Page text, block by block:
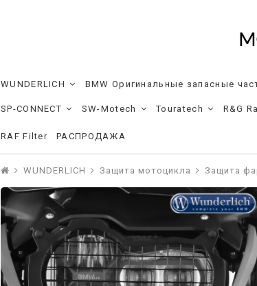
WUNDERLICH BMW Оригинальные запасные
SP-CONNECT SW-Motech Touratech R&G
RAF Filter РАСПРОДАЖА
WUNDERLICH Защита мотоцикла Защита